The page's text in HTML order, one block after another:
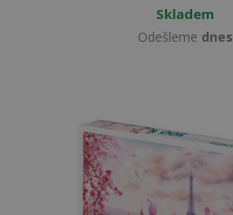
Skladem
Odešleme dnes